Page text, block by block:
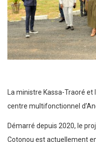
La ministre Kassa-Traoré et
centre multifonctionnel
Démarré depuis 2020, le
Cotonou est actuellement